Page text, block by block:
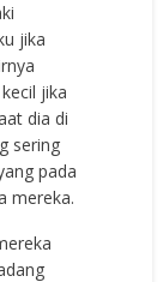
jika
jika
dia di
sering
pada
mereka.